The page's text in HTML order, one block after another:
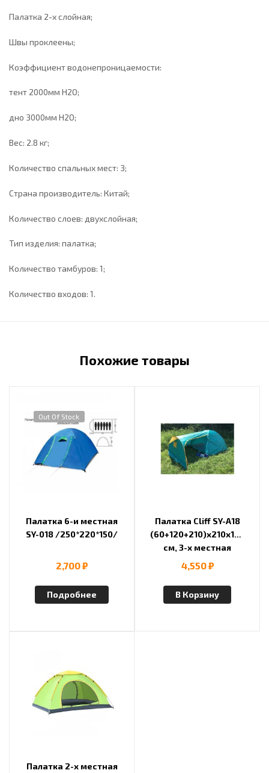
Палатка 2-х слойная;
Швы проклеены;
Коэффициент водонепроницаемости:
тент 2000мм Н2О;
дно 3000мм Н2О;
Вес: 2.8 кг;
Количество спальных мест: 3;
Страна производитель: Китай;
Количество слоев: двухслойная;
Тип изделия: палатка;
Количество тамбуров: 1;
Количество входов: 1.
Похожие товары
Out Of Stock
Палатка 6-и местная
SY-018 /250*220*150/
2,700₽
Подробнее
Палатка Cliff SY-А18
(60+120+210)х210х130
см, 3-х местная
4,550₽
В Корзину
Палатка 2-х местная